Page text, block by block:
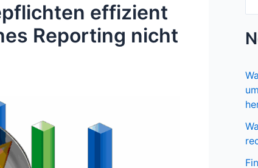
effizient
Reporting nicht